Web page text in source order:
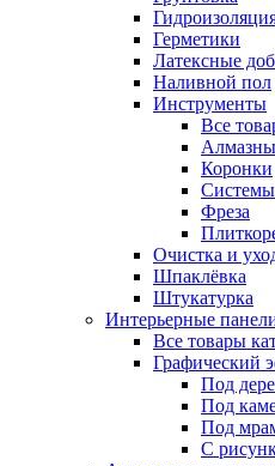
Герметики
Латексные
Наливной пол
Инструменты
Все
Коронки
Фреза
Очистка и
Шпаклёвка
Штукатурка
Интерьерные
Все товары
Графический
Под
Под
Под
С